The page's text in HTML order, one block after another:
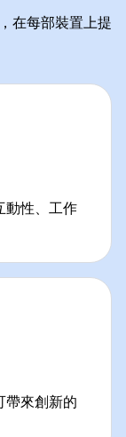
在每部裝置上提
動性、工作
帶來創新的